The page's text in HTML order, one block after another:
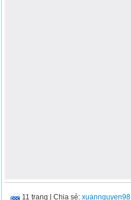
11 trang |Chia sẻ:xuannguyen98